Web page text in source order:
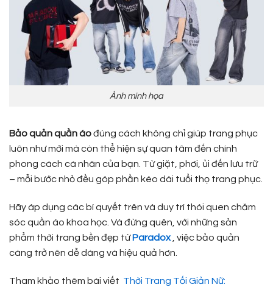
Ảnh minh họa
Bảo quản quần áođúng cách không chỉ giúp trang phục
luôn như mới mà còn thể hiện sự quan tâm đến chính
phong cách cá nhân của bạn. Từ giặt, phơi, ủi đến lưu trữ
– mỗi bước nhỏ đều góp phần kéo dài tuổi thọ trang phục.
Hãy áp dụng các bí quyết trên và duy trì thói quen chăm
sóc quần áo khoa học. Và đừng quên, với những sản
phẩm thời trang bền đẹp từParadox
, việc bảo quản
càng trở nên dễ dàng và hiệu quả hơn.
Tham khảo thêm bài viết Thời Trang Tối Giản Nữ: